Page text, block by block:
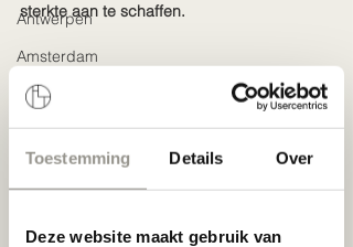
Toestemming Details Over
Deze website maakt gebruik van
Antwerpen
Amsterdam
Kortrijk
Brillen
sterkte aan te schaffen.